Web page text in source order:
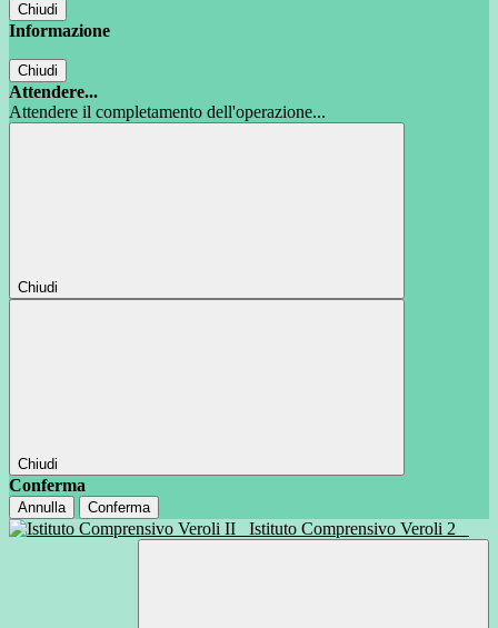
Chiudi
Informazione
Chiudi
Attendere...
Attendere il completamento dell'operazione...
Chiudi
Chiudi
Conferma
Annulla Conferma
Istituto Comprensivo Veroli 2